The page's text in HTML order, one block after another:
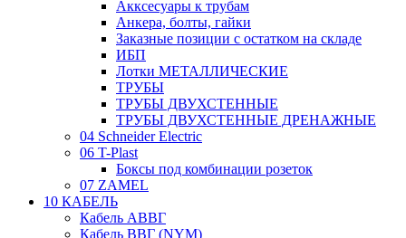
Акксесуары к трубам
Анкера, болты, гайки
Заказные позиции с остатком на складе
ИБП
Лотки МЕТАЛЛИЧЕСКИЕ
ТРУБЫ
ТРУБЫ ДВУХСТЕННЫЕ
ТРУБЫ ДВУХСТЕННЫЕ ДРЕНАЖНЫЕ
04 Schneider Electric
06 T-Plast
Боксы под комбинации розеток
07 ZAMEL
10 КАБЕЛЬ
Кабель АВВГ
Кабель ВВГ (NYM)